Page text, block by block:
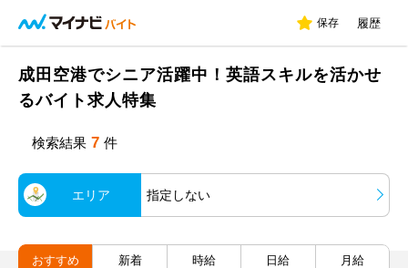
保存 履歴
成田空港でシニア活躍中！英語スキルを活かせ
るバイト求人特集
検索結果 7 件
エリア 指定しない
おすすめ 新着 時給 日給 月給